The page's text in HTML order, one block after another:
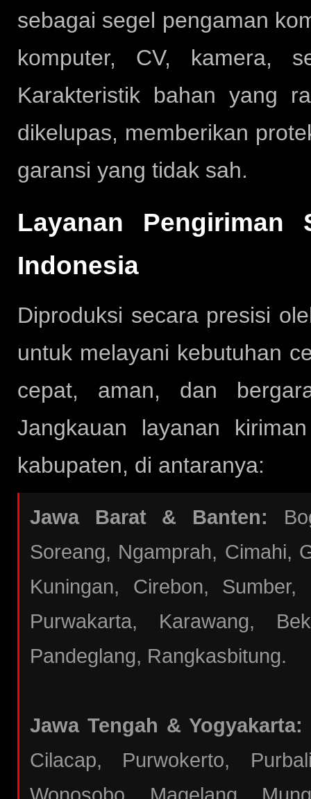
sebagai segel pengaman
komputer, CV, kamera,
Karakteristik bahan yang
dikelupas, memberikan
garansi yang tidak sah.
Layanan
Indonesia
Diproduksi secara presisi
untuk melayani kebutuhan
cepat, aman, dan
Jangkauan layanan
kabupaten, di antaranya:
Jawa Barat & Banten:
Soreang, Ngamprah, Cimahi,
Kuningan, Cirebon,
Purwakarta, Karawang,
Pandeglang, Rangkasbitung.
Jawa Tengah & Yogyakarta:
Cilacap, Purwokerto,